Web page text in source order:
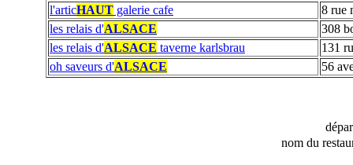
l'articHAUT galerie cafe
8 rue
les relais d'ALSACE
308
les relais d'ALSACE taverne karlsbrau
131
oh saveurs d'ALSACE 56
nom du